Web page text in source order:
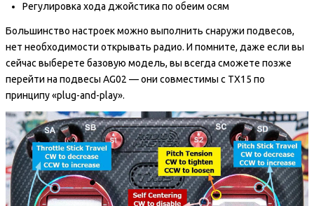
Регулировка хода джойстика по обеим осям
Большинство настроек можно выполнить снаружи подвесов,
нет необходимости открывать радио. И помните, даже если вы
сейчас выберете базовую модель, вы всегда сможете позже
перейти на подвесы AG02 — они совместимы с TX15 по
принципу «plug-and-play».